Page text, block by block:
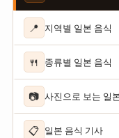
📍 지역별 일본 음식
🍴 종류별 일본 음식
📷 사진으로 보는 일
📋 일본 음식 기사